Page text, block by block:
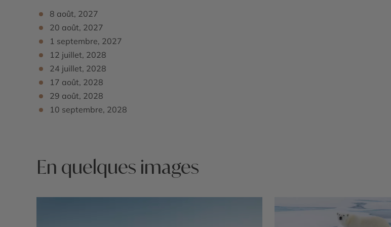
8 août, 2027
20 août, 2027
1 septembre, 2027
12 juillet, 2028
24 juillet, 2028
17 août, 2028
29 août, 2028
10 septembre, 2028
En quelques images